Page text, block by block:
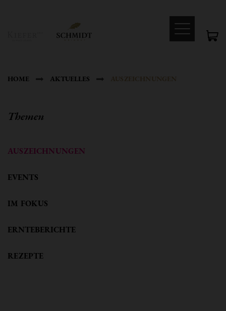
HOME AKTUELLES
Themen
AUSZEICHNUNGEN
EVENTS
IM FOKUS
ERNTEBERICHTE
REZEPTE